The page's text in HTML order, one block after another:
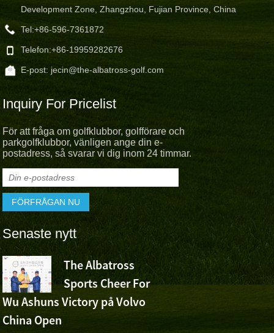
Development Zone, Zhangzhou, Fujian Province, China
Tel:+86-596-7361872
Telefon:+86-19959282676
E-post: jecin@the-albatross-golf.com
Inquiry For Pricelist
För att fråga om golfklubbor, golfförare och
parkgolfklubbor, vänligen ange din e-
postadress, så svarar vi dig inom 24 timmar.
Senaste nytt
The Albatross
Sports Cheer For
Wu Ashuns Victory på Volvo
China Open
sätta: Vad